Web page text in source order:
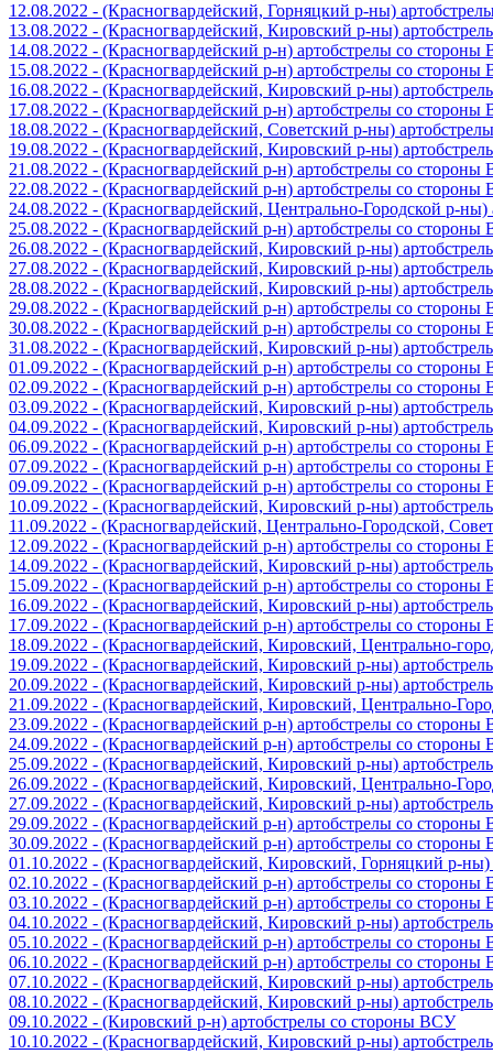
12.08.2022 - (Красногвардейский, Горняцкий р-ны)
13.08.2022 - (Красногвардейский, Кировский р-ны)
14.08.2022 - (Красногвардейский р-н) артобстрелы со
15.08.2022 - (Красногвардейский р-н) артобстрелы со
16.08.2022 - (Красногвардейский, Кировский р-ны)
17.08.2022 - (Красногвардейский р-н) артобстрелы со
18.08.2022 - (Красногвардейский, Советский р-ны)
19.08.2022 - (Красногвардейский, Кировский р-ны)
21.08.2022 - (Красногвардейский р-н) артобстрелы со
22.08.2022 - (Красногвардейский р-н) артобстрелы со
24.08.2022 - (Красногвардейский, Центрально-Городской р-
25.08.2022 - (Красногвардейский р-н) артобстрелы со
26.08.2022 - (Красногвардейский, Кировский р-ны)
27.08.2022 - (Красногвардейский, Кировский р-ны)
28.08.2022 - (Красногвардейский, Кировский р-ны)
29.08.2022 - (Красногвардейский р-н) артобстрелы со
30.08.2022 - (Красногвардейский р-н) артобстрелы со
31.08.2022 - (Красногвардейский, Кировский р-ны)
01.09.2022 - (Красногвардейский р-н) артобстрелы со
02.09.2022 - (Красногвардейский р-н) артобстрелы со
03.09.2022 - (Красногвардейский, Кировский р-ны)
04.09.2022 - (Красногвардейский, Кировский р-ны)
06.09.2022 - (Красногвардейский р-н) артобстрелы со
07.09.2022 - (Красногвардейский р-н) артобстрелы со
09.09.2022 - (Красногвардейский р-н) артобстрелы со
10.09.2022 - (Красногвардейский, Кировский р-ны)
11.09.2022 - (Красногвардейский, Центрально-Городской,
12.09.2022 - (Красногвардейский р-н) артобстрелы со
14.09.2022 - (Красногвардейский, Кировский р-ны)
15.09.2022 - (Красногвардейский р-н) артобстрелы со
16.09.2022 - (Красногвардейский, Кировский р-ны)
17.09.2022 - (Красногвардейский р-н) артобстрелы со
18.09.2022 - (Красногвардейский, Кировский, Центрально-
19.09.2022 - (Красногвардейский, Кировский р-ны)
20.09.2022 - (Красногвардейский, Кировский р-ны)
21.09.2022 - (Красногвардейский, Кировский, Центрально-
23.09.2022 - (Красногвардейский р-н) артобстрелы со
24.09.2022 - (Красногвардейский р-н) артобстрелы со
25.09.2022 - (Красногвардейский, Кировский р-ны)
26.09.2022 - (Красногвардейский, Кировский, Центрально-
27.09.2022 - (Красногвардейский, Кировский р-ны)
29.09.2022 - (Красногвардейский р-н) артобстрелы со
30.09.2022 - (Красногвардейский р-н) артобстрелы со
01.10.2022 - (Красногвардейский, Кировский, Горняцкий р-
02.10.2022 - (Красногвардейский р-н) артобстрелы со
03.10.2022 - (Красногвардейский р-н) артобстрелы со
04.10.2022 - (Красногвардейский, Кировский р-ны)
05.10.2022 - (Красногвардейский р-н) артобстрелы со
06.10.2022 - (Красногвардейский р-н) артобстрелы со
07.10.2022 - (Красногвардейский, Кировский р-ны)
08.10.2022 - (Красногвардейский, Кировский р-ны)
09.10.2022 - (Кировский р-н) артобстрелы со стороны ВСУ
10.10.2022 - (Красногвардейский, Кировский р-ны)